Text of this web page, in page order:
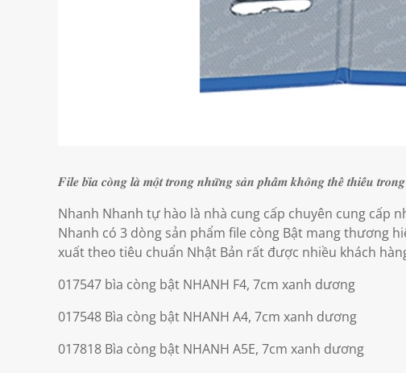
𝑭𝒊𝒍𝒆 𝒃𝒊̀𝒂 𝒄𝒐̀𝒏𝒈 𝒍𝒂̀ 𝒎𝒐̣̂𝒕 𝒕𝒓𝒐𝒏𝒈 𝒏𝒉𝒖̛̃𝒏𝒈 𝒔𝒂̉𝒏 𝒑𝒉𝒂̂̉𝒎 𝒌𝒉𝒐̂𝒏𝒈 𝒕𝒉𝒆̂̉ 𝒕𝒉𝒊𝒆̂́𝒖
Nhanh Nhanh tự hào là nhà cung cấp chuyên cung cấp
Nhanh có 3 dòng sản phẩm file còng Bật mang thương
xuất theo tiêu chuẩn Nhật Bản rất được nhiều khách
017547 bìa còng bật NHANH F4, 7cm xanh dương
017548 Bìa còng bật NHANH A4, 7cm xanh dương
017818 Bìa còng bật NHANH A5E, 7cm xanh dương